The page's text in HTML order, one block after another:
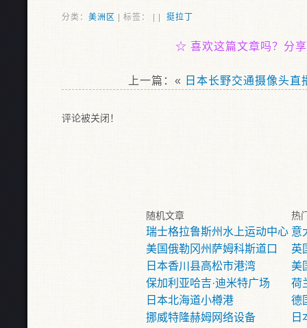
分类： 美洲区 | 标签： | | 挺拉丁
☆ 喜欢这篇文章吗？分
上一篇：« 日本长野交通摄像头直
评论被关闭！
随机文章
瑞士格拉鲁斯州水上运动中心
美国俄勒冈州萨姆科斯道口
日本香川县高松市港湾
保加利亚哈吉·迪米特广场
日本北海道小樽港
挪威特隆赫姆网络设备
热
意
英
美
荷
德
日